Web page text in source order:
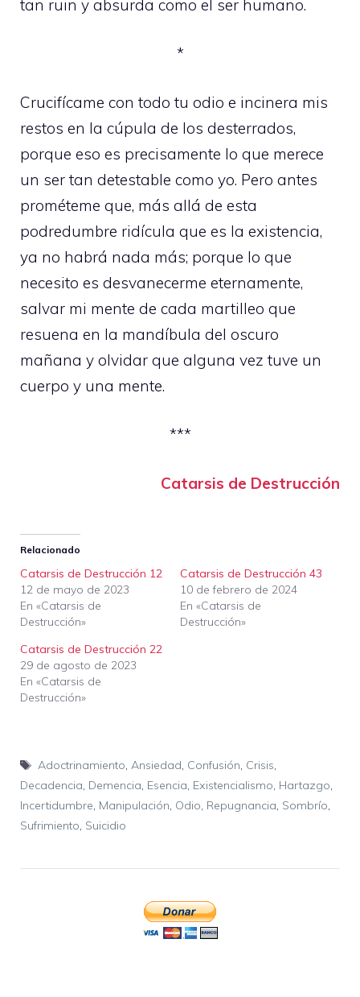
tan ruin y absurda como el ser humano.
*
Crucifícame con todo tu odio e incinera mis
restos en la cúpula de los desterrados,
porque eso es precisamente lo que merece
un ser tan detestable como yo. Pero antes
prométeme que, más allá de esta
podredumbre ridícula que es la existencia,
ya no habrá nada más; porque lo que
necesito es desvanecerme eternamente,
salvar mi mente de cada martilleo que
resuena en la mandíbula del oscuro
mañana y olvidar que alguna vez tuve un
cuerpo y una mente.
***
Catarsis de Destrucción
Relacionado
Catarsis de Destrucción 12
12 de mayo de 2023
En «Catarsis de
Destrucción»
Catarsis de Destrucción 43
10 de febrero de 2024
En «Catarsis de
Destrucción»
Catarsis de Destrucción 22
29 de agosto de 2023
En «Catarsis de
Destrucción»
Etiquetas
Adoctrinamiento, Ansiedad, Confusión, Crisis,
Decadencia, Demencia, Esencia, Existencialismo, Hartazgo,
Incertidumbre, Manipulación, Odio, Repugnancia, Sombrío,
Sufrimiento, Suicidio